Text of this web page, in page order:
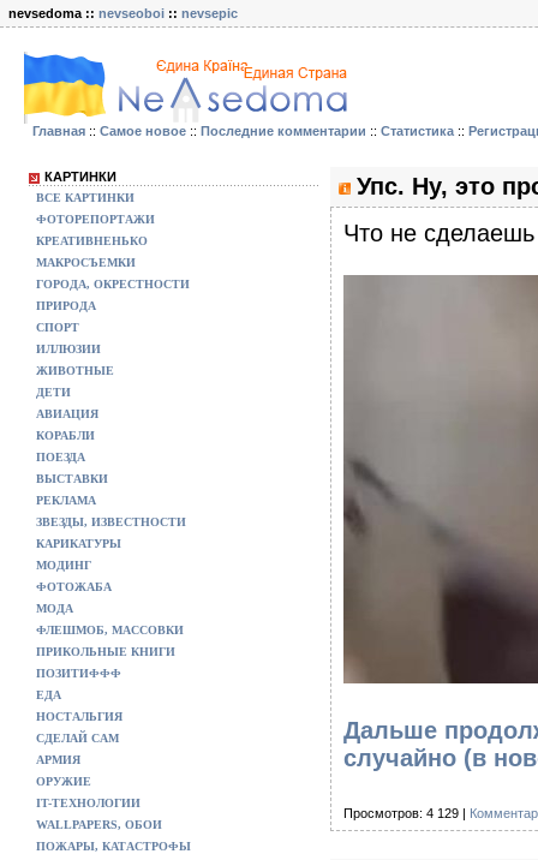
nevsedoma :: nevseoboi :: nevsepic
Главная :: Самое новое :: Последние комментарии :: Статистика ::
КАРТИНКИ
ВСЕ КАРТИНКИ
ФОТОРЕПОРТАЖИ
КРЕАТИВНЕНЬКО
МАКРОСЪЕМКИ
ГОРОДА, ОКРЕСТНОСТИ
ПРИРОДА
СПОРТ
ИЛЛЮЗИИ
ЖИВОТНЫЕ
ДЕТИ
АВИАЦИЯ
КОРАБЛИ
ПОЕЗДА
ВЫСТАВКИ
РЕКЛАМА
ЗВЕЗДЫ, ИЗВЕСТНОСТИ
КАРИКАТУРЫ
МОДИНГ
ФОТОЖАБА
МОДА
ФЛЕШМОБ, МАССОВКИ
ПРИКОЛЬНЫЕ КНИГИ
ПОЗИТИФФФ
ЕДА
НОСТАЛЬГИЯ
СДЕЛАЙ САМ
АРМИЯ
ОРУЖИЕ
IT-ТЕХНОЛОГИИ
WALLPAPERS, ОБОИ
ПОЖАРЫ, КАТАСТРОФЫ
Упс. Ну, это
Что не
Дальше
случайно (в
Просмотров: 4 129 |